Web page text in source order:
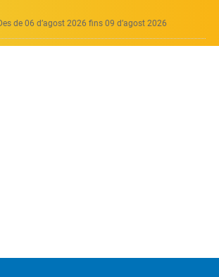
de 06 d’agost 2026 fins 09 d’agost 2026